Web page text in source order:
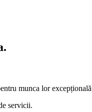
munca lor excepțională
servicii.